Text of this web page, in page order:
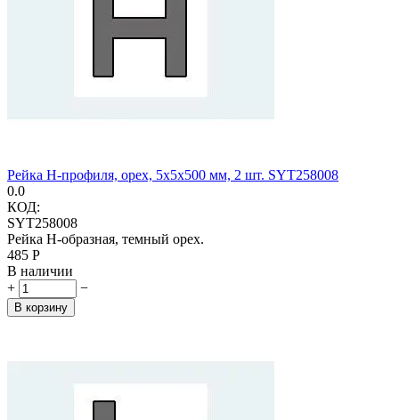
Рейка H-профиля, орех, 5х5х500 мм, 2 шт. SYT258008
0.0
КОД:
SYT258008
Рейка H-образная, темный орех.
‍485‍ Р
В наличии
+
−
В корзину